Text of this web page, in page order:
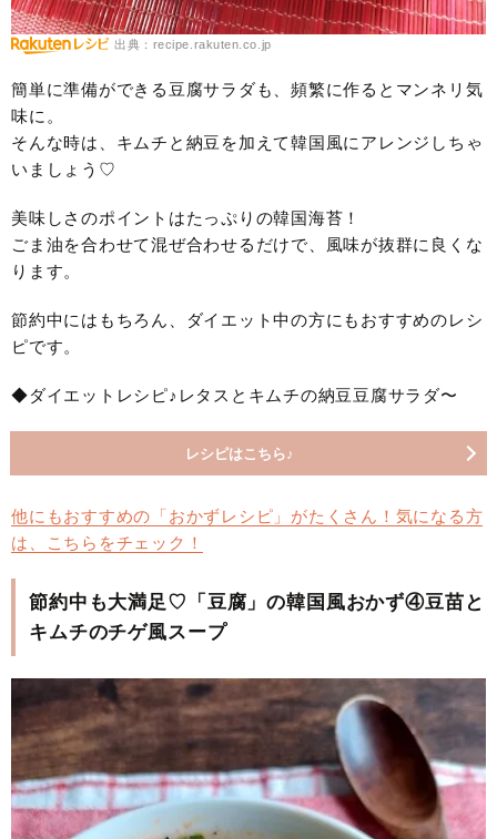
出典：recipe.rakuten.co.jp
簡単に準備ができる豆腐サラダも、頻繁に作るとマンネリ気
味に。
そんな時は、キムチと納豆を加えて韓国風にアレンジしちゃ
いましょう♡
美味しさのポイントはたっぷりの韓国海苔！
ごま油を合わせて混ぜ合わせるだけで、風味が抜群に良くな
ります。
節約中にはもちろん、ダイエット中の方にもおすすめのレシ
ピです。
◆ダイエットレシピ♪レタスとキムチの納豆豆腐サラダ〜
レシピはこちら♪
他にもおすすめの「おかずレシピ」がたくさん！気になる方
は、こちらをチェック！
節約中も大満足♡「豆腐」の韓国風おかず④豆苗と
キムチのチゲ風スープ